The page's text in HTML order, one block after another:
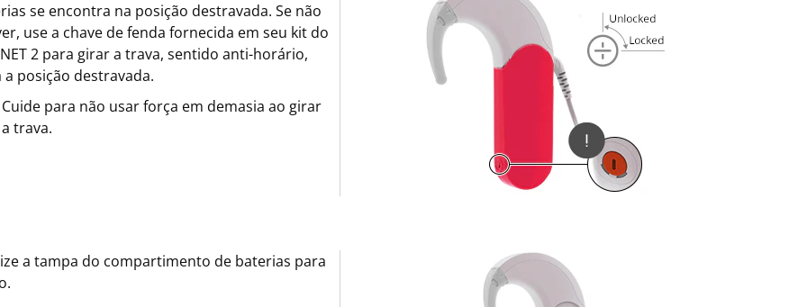
se encontra na posição destravada. Se não
use a chave de fenda fornecida em seu kit do
2 para girar a trava, sentido anti-horário,
a posição destravada.
Cuide para não usar força em demasia ao girar
a trava.
a tampa do compartimento de baterias para